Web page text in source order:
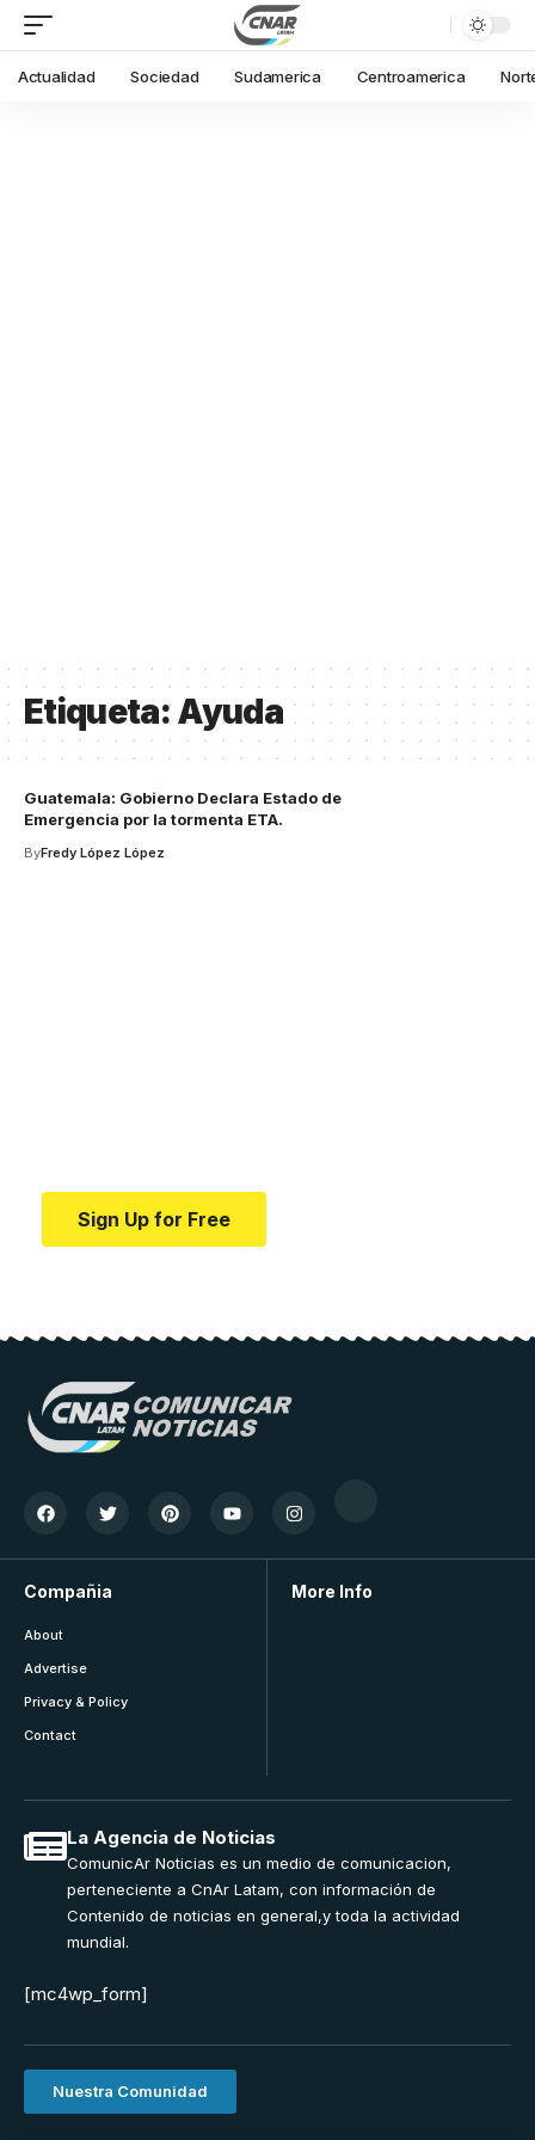
Actualidad Sociedad Sudamerica Centroamerica
Etiqueta:Ayuda
Guatemala: Gobierno Declara Estado de
Emergencia por la tormenta ETA.
ByFredy López López
Sign Up for Free
Compañia
About
Advertise
Privacy & Policy
Contact
More Info
La Agencia de Noticias
ComunicAr Noticias es un medio de comunicacion,
perteneciente a CnAr Latam, con información de
Contenido de noticias en general,y toda la actividad
mundial.
[mc4wp_form]
Nuestra Comunidad